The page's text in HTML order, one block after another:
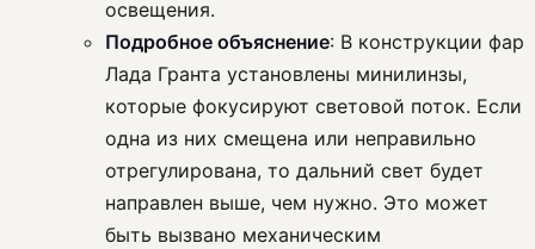
освещения.
Подробное объяснение: В конструкции фар
Лада Гранта установлены минилинзы,
которые фокусируют световой поток. Если
одна из них смещена или неправильно
отрегулирована, то дальний свет будет
направлен выше, чем нужно. Это может
быть вызвано механическим